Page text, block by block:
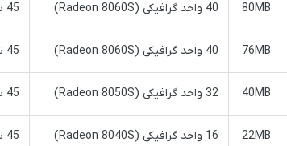
80MB 40 واحد گرافیکی (Radeon 8060S) 45 تا 120 وات
76MB 40 واحد گرافیکی (Radeon 8060S) 45 تا 120 وات
40MB 32 واحد گرافیکی (Radeon 8050S) 45 تا 120 وات
22MB 16 واحد گرافیکی (Radeon 8040S) 45 تا 120 وات